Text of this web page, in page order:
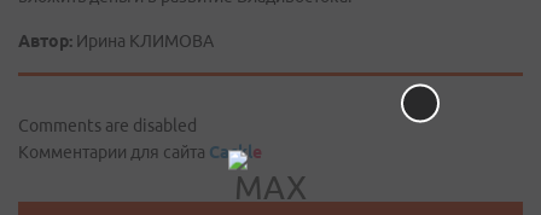
Автор: Ирина КЛИМОВА
Comments are disabled
Комментарии для сайта Cackle